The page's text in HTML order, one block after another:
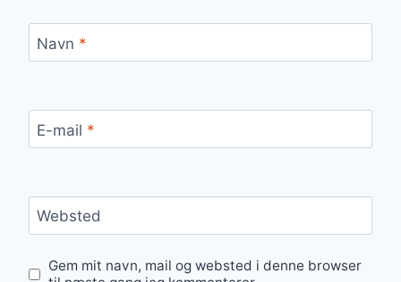
Navn *
E-mail *
Websted
Gem mit navn, mail og websted i denne browser